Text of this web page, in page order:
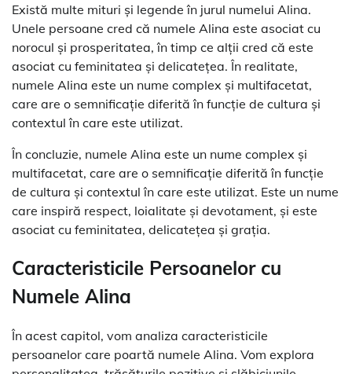
Există multe mituri și legende în jurul numelui Alina.
Unele persoane cred că numele Alina este asociat cu
norocul și prosperitatea, în timp ce alții cred că este
asociat cu feminitatea și delicatețea. În realitate,
numele Alina este un nume complex și multifacetat,
care are o semnificație diferită în funcție de cultura și
contextul în care este utilizat.
În concluzie, numele Alina este un nume complex și
multifacetat, care are o semnificație diferită în funcție
de cultura și contextul în care este utilizat. Este un nume
care inspiră respect, loialitate și devotament, și este
asociat cu feminitatea, delicatețea și grația.
Caracteristicile Persoanelor cu
Numele Alina
În acest capitol, vom analiza caracteristicile
persoanelor care poartă numele Alina. Vom explora